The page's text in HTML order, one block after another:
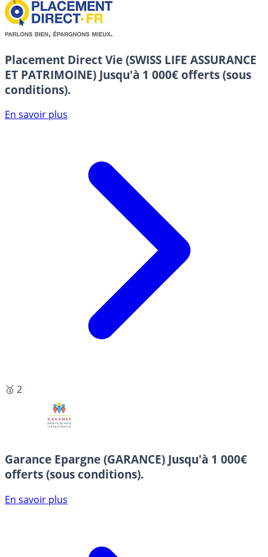
Placement Direct Vie (SWISS LIFE ASSURANCE
ET PATRIMOINE) Jusqu'à 1 000€ offerts (sous
conditions).
En savoir plus
🥈 2
Garance Epargne (GARANCE) Jusqu'à 1 000€
offerts (sous conditions).
En savoir plus